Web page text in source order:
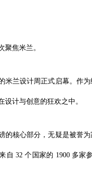
聚焦米兰。
米兰设计周正式启幕。作
设计与创意的狂欢之中。
的核心部分，无疑是被誉
自 32 个国家的 1900 多家